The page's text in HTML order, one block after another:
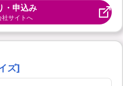
・申込み
社サイトへ
ズ]